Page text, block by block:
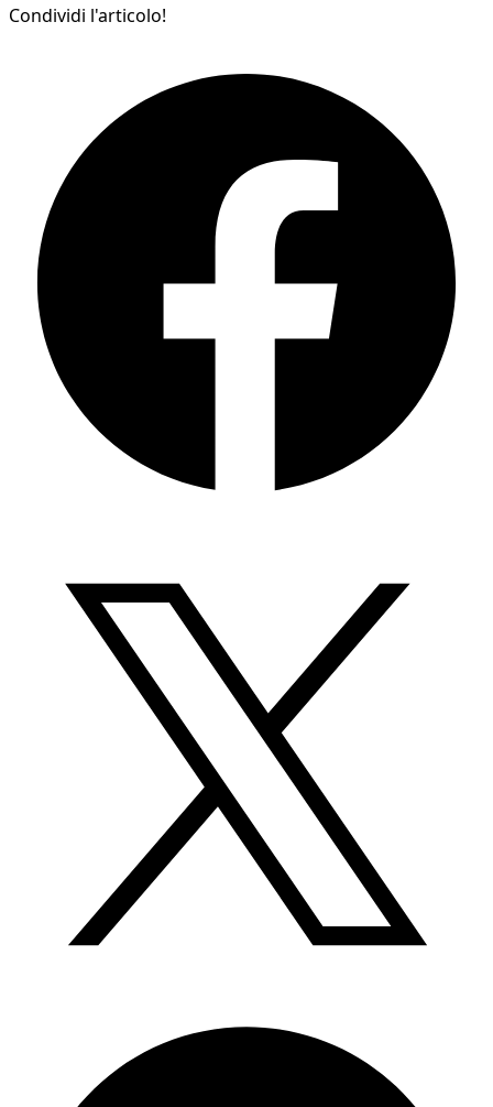
Condividi l'articolo!